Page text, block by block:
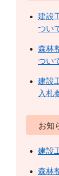
建設
つい
森林
つい
建設
入札
お知
建設
森林